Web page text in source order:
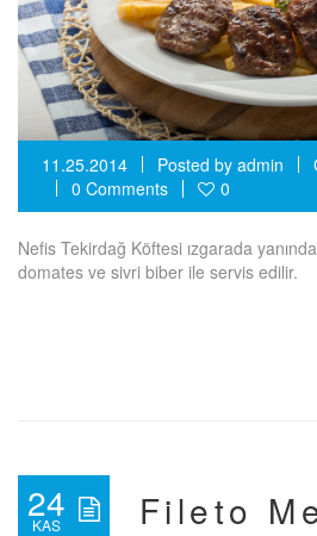
11.25.2014 Posted by admin
0 Comments
0
Nefis Tekirdağ Köftesi ızgarada
domates ve sivri biber ile servis edilir.
24
KAS Fileto